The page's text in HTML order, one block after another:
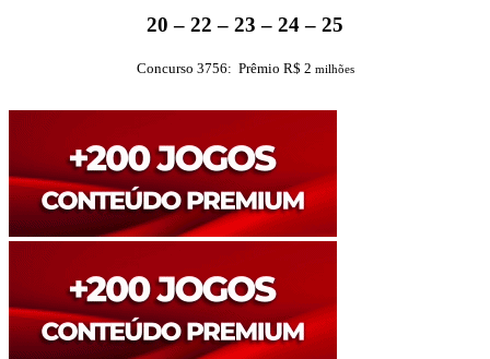
20 – 22 – 23 – 24 – 25
Concurso 3756: Prêmio R$ 2 milhões